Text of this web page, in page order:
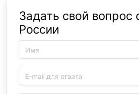
Задать свой вопрос
России